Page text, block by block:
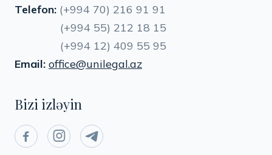
Telefon: (+994 70) 216 91 91
(+994 55) 212 18 15
(+994 12) 409 55 95
Email: office@unilegal.az
Bizi izləyin
  